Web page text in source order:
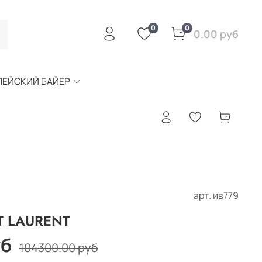
0 0 0.00 руб
БАЙЕР
арт. ив779
LAURENT
104300.00 руб